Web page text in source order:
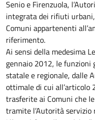
Senio e Firenzuola,
integrata dei rifiuti
Comuni appartenenti
riferimento.
Ai sensi della medesima
gennaio 2012, le funzioni
statale e regionale, dalle
ottimale di cui all’articolo
trasferite ai Comuni che
tramite l’Autorità